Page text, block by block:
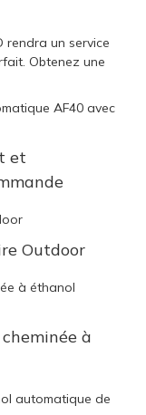
rendra un service
Obtenez une
et
Outdoor
à